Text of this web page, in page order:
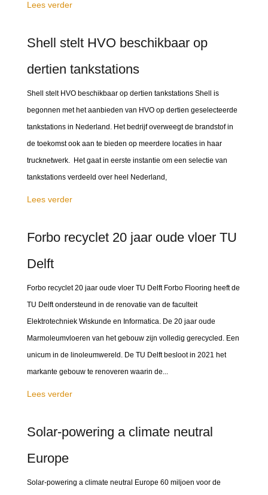
Lees verder
Shell stelt HVO beschikbaar op
dertien tankstations
Shell stelt HVO beschikbaar op dertien tankstations Shell is
begonnen met het aanbieden van HVO op dertien geselecteerde
tankstations in Nederland. Het bedrijf overweegt de brandstof in
de toekomst ook aan te bieden op meerdere locaties in haar
trucknetwerk. Het gaat in eerste instantie om een selectie van
tankstations verdeeld over heel Nederland,
Lees verder
Forbo recyclet 20 jaar oude vloer TU
Delft
Forbo recyclet 20 jaar oude vloer TU Delft Forbo Flooring heeft de
TU Delft ondersteund in de renovatie van de faculteit
Elektrotechniek Wiskunde en Informatica. De 20 jaar oude
Marmoleumvloeren van het gebouw zijn volledig gerecycled. Een
unicum in de linoleumwereld. De TU Delft besloot in 2021 het
markante gebouw te renoveren waarin de...
Lees verder
Solar-powering a climate neutral
Europe
Solar-powering a climate neutral Europe 60 miljoen voor de